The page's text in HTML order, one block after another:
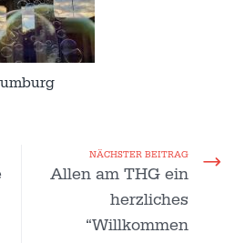
NÄCHSTER BEITRAG
Allen am THG ein
herzliches
“Willkommen